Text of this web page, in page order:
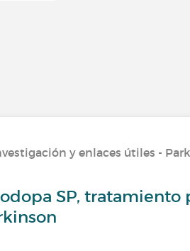
y enlaces útiles -
SP, tratamiento